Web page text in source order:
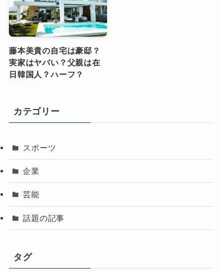
藤本美貴の自宅は豪邸？
実家はヤバい？父親は在
日韓国人？ハーフ？
カテゴリー
スポーツ
企業
芸能
話題の記事
タグ